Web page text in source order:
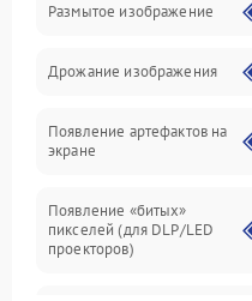
Размытое изображение
Дрожание изображения
Появление артефактов на
экране
Появление «битых»
пикселей (для DLP/LED
проекторов)